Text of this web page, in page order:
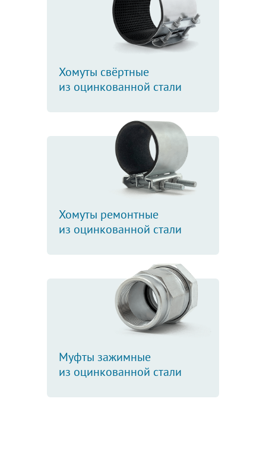
Хомуты свёртные
из оцинкованной стали
Хомуты ремонтные
из оцинкованной стали
Муфты зажимные
из оцинкованной стали